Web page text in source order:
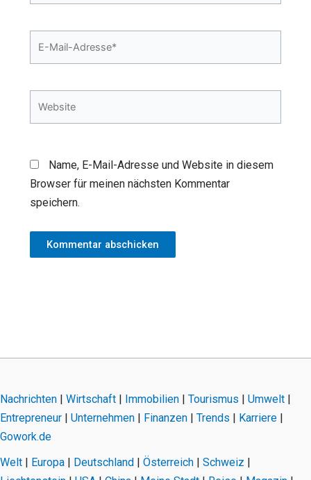
Name, E-Mail-Adresse und Website in diesem
Browser für meinen nächsten Kommentar
speichern.
Nachrichten | Wirtschaft | Immobilien | Tourismus | Umwelt |
Entrepreneur | Unternehmen | Finanzen | Trends | Karriere |
Gowork.de
Welt | Europa | Deutschland | Österreich | Schweiz |